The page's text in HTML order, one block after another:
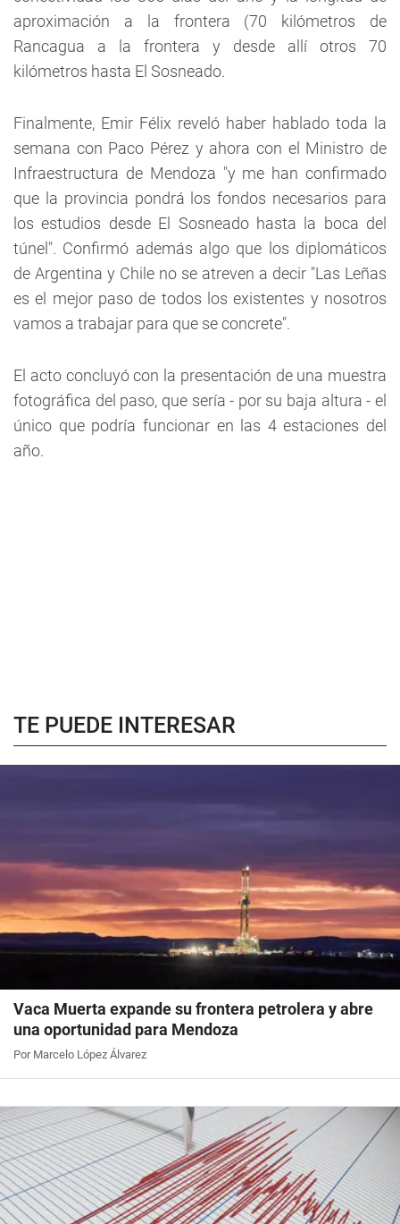
aproximación a la frontera (70 kilómetros de
Rancagua a la frontera y desde allí otros 70
kilómetros hasta El Sosneado.
Finalmente, Emir Félix reveló haber hablado toda la
semana con Paco Pérez y ahora con el Ministro de
Infraestructura de Mendoza "y me han confirmado
que la provincia pondrá los fondos necesarios para
los estudios desde El Sosneado hasta la boca del
túnel". Confirmó además algo que los diplomáticos
de Argentina y Chile no se atreven a decir "Las Leñas
es el mejor paso de todos los existentes y nosotros
vamos a trabajar para que se concrete".
El acto concluyó con la presentación de una muestra
fotográfica del paso, que sería - por su baja altura - el
único que podría funcionar en las 4 estaciones del
año.
TE PUEDE INTERESAR
Vaca Muerta expande su frontera petrolera y abre
una oportunidad para Mendoza
Por Marcelo López Álvarez